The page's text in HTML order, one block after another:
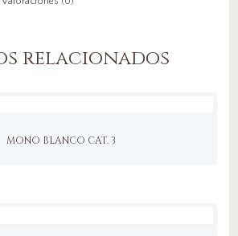
relacionados
MONO BLANCO CAT. 3